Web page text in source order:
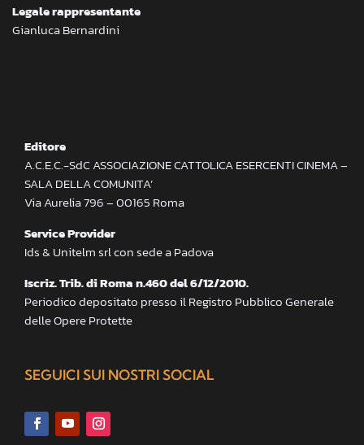
Legale rappresentante
Gianluca Bernardini
Editore
A.C.E.C.-SdC ASSOCIAZIONE CATTOLICA ESERCENTI CINEMA –
SALA DELLA COMUNITA’
Via Aurelia 796 – 00165 Roma
Service Provider
Ids & Unitelm srl con sede a Padova
Iscriz. Trib. di Roma n.460 del 6/12/2010.
Periodico depositato presso il Registro Pubblico Generale
delle Opere Protette
SEGUICI SUI NOSTRI SOCIAL